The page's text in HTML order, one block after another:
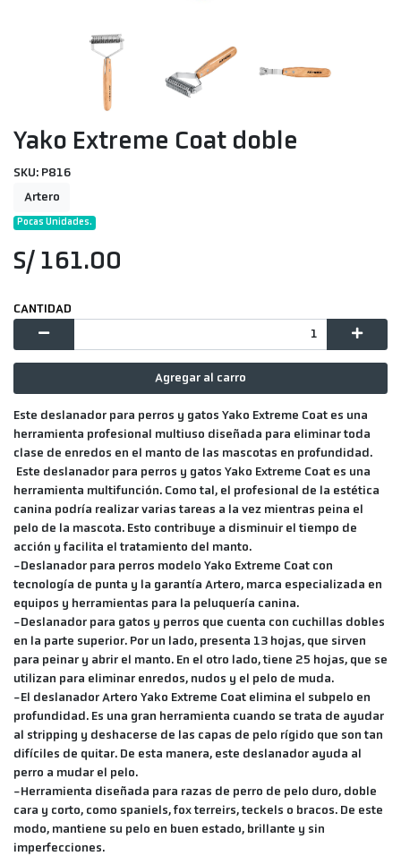
Yako Extreme Coat doble
SKU: P816
Artero
Pocas Unidades.
S/ 161.00
CANTIDAD
Agregar al carro
Este deslanador para perros y gatos Yako Extreme Coat es una
herramienta profesional multiuso diseñada para eliminar toda
clase de enredos en el manto de las mascotas en profundidad.
Este deslanador para perros y gatos Yako Extreme Coat es una
herramienta multifunción. Como tal, el profesional de la estética
canina podría realizar varias tareas a la vez mientras peina el
pelo de la mascota. Esto contribuye a disminuir el tiempo de
acción y facilita el tratamiento del manto.
-Deslanador para perros modelo Yako Extreme Coat con
tecnología de punta y la garantía Artero, marca especializada en
equipos y herramientas para la peluquería canina.
-Deslanador para gatos y perros que cuenta con cuchillas dobles
en la parte superior. Por un lado, presenta 13 hojas, que sirven
para peinar y abrir el manto. En el otro lado, tiene 25 hojas, que se
utilizan para eliminar enredos, nudos y el pelo de muda.
-El deslanador Artero Yako Extreme Coat elimina el subpelo en
profundidad. Es una gran herramienta cuando se trata de ayudar
al stripping y deshacerse de las capas de pelo rígido que son tan
difíciles de quitar. De esta manera, este deslanador ayuda al
perro a mudar el pelo.
-Herramienta diseñada para razas de perro de pelo duro, doble
cara y corto, como spaniels, fox terreirs, teckels o bracos. De este
modo, mantiene su pelo en buen estado, brillante y sin
imperfecciones.